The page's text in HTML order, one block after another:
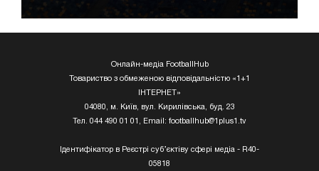
Онлайн-медіа FootballHub
Товариство з обмеженою відповідальністю «1+1
ІНТЕРНЕТ»
04080, м. Київ, вул. Кирилівська, буд. 23
Тел. 044 490 01 01, Email: footballhub@1plus1.tv
Ідентифікатор в Реєстрі суб’єктіву сфері медіа - R40-
05818